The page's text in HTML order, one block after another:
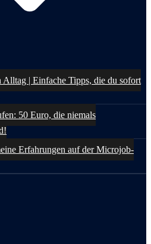
Alltag | Einfache Tipps, die du sofort
50 Euro, die niemals
Erfahrungen auf der Microjob-